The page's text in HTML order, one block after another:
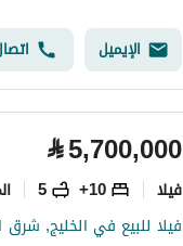
الإيميل
⃁5,700,000
فیلا 10+
5
فيلا للبيع في الخليج, شرق